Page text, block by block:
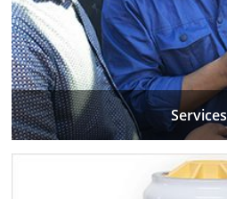
Services